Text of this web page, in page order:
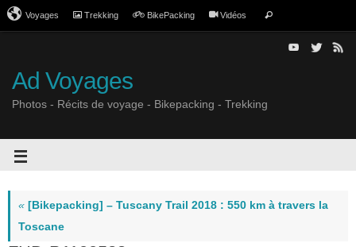
Voyages Trekking BikePacking Vidéos
Ad Voyages
Photos - Récits de voyage - Bikepacking - Trekking
« [Bikepacking] – Tuscany Trail 2018 : 550 km à travers la
Toscane